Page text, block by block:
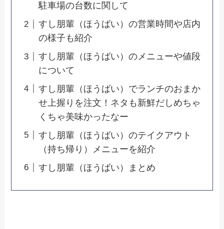
駐車場の台数に関して
すし朋輩（ほうばい）の営業時間や店内
の様子も紹介
すし朋輩（ほうばい）のメニューや値段
について
すし朋輩（ほうばい）でランチのおまか
せ上握りを注文！ネタも新鮮だしめちゃ
くちゃ美味かったなー
すし朋輩（ほうばい）のテイクアウト
（持ち帰り）メニューを紹介
すし朋輩（ほうばい）まとめ